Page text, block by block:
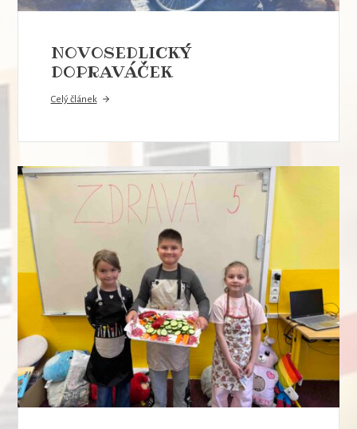
NOVOSEDLICKÝ
DOPRAVÁČEK
Celý článek